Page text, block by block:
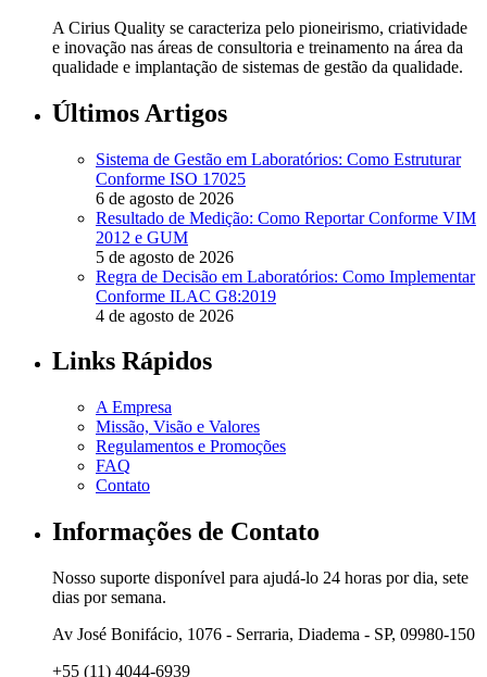
A Cirius Quality se caracteriza pelo pioneirismo, criatividade
e inovação nas áreas de consultoria e treinamento na área da
qualidade e implantação de sistemas de gestão da qualidade.
Últimos Artigos
Sistema de Gestão em Laboratórios: Como Estruturar
Conforme ISO 17025
6 de agosto de 2026
Resultado de Medição: Como Reportar Conforme VIM
2012 e GUM
5 de agosto de 2026
Regra de Decisão em Laboratórios: Como Implementar
Conforme ILAC G8:2019
4 de agosto de 2026
Links Rápidos
A Empresa
Missão, Visão e Valores
Regulamentos e Promoções
FAQ
Contato
Informações de Contato
Nosso suporte disponível para ajudá-lo 24 horas por dia, sete
dias por semana.
Av José Bonifácio, 1076 - Serraria, Diadema - SP, 09980-150
+55 (11) 4044-6939